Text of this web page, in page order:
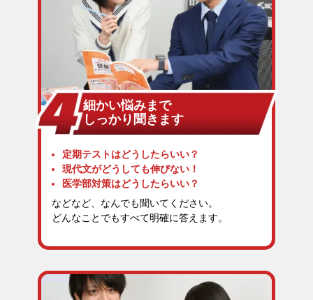
細かい悩みまで
しっかり聞きます
定期テストはどうしたらいい？
現代文がどうしても伸びない！
医学部対策はどうしたらいい？
などなど、なんでも聞いてください。
どんなことでもすべて明確に答えます。